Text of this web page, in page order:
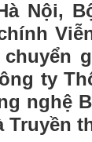
Nội,
ty
nghệ
Truyền